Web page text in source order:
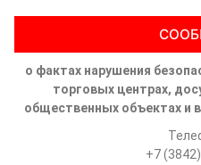
о фактах нарушения
торговых центрах,
общественных объектах и
+7